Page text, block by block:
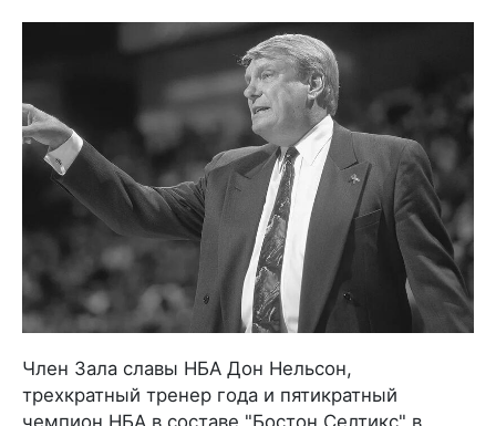
Член Зала славы НБА Дон Нельсон,
трехкратный тренер года и пятикратный
чемпион НБА в составе "Бостон Селтикс" в